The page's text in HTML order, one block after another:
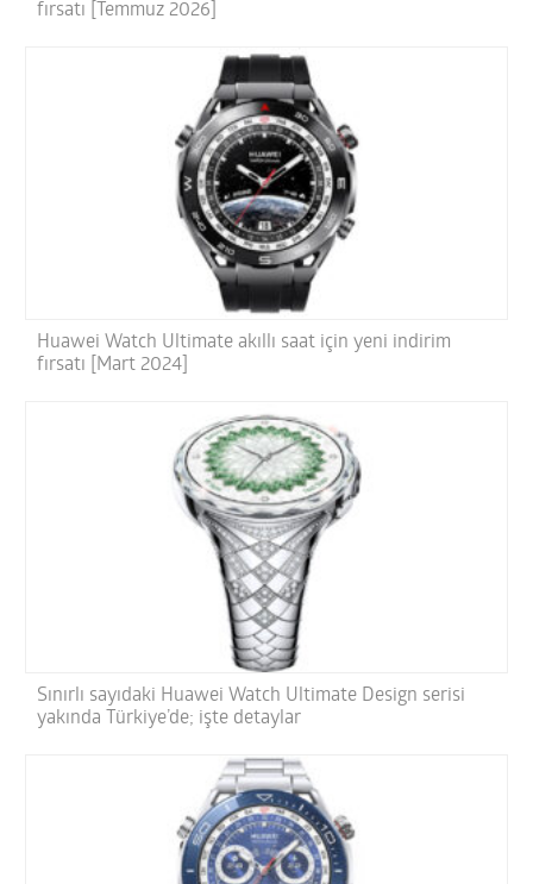
fırsatı [Temmuz 2026]
Huawei Watch Ultimate akıllı saat için yeni indirim
fırsatı [Mart 2024]
Sınırlı sayıdaki Huawei Watch Ultimate Design serisi
yakında Türkiye’de; işte detaylar